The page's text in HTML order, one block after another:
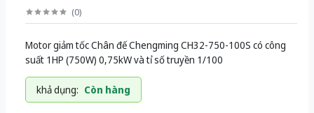
(0)
Motor giảm tốc Chân đế Chengming CH32-750-100S có công
suất 1HP (750W) 0,75kW và tỉ số truyền 1/100
khả dụng: Còn hàng